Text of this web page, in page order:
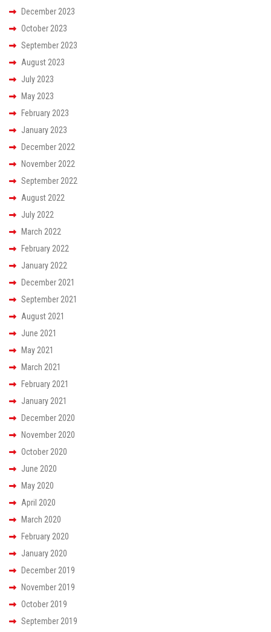
December 2023
October 2023
September 2023
August 2023
July 2023
May 2023
February 2023
January 2023
December 2022
November 2022
September 2022
August 2022
July 2022
March 2022
February 2022
January 2022
December 2021
September 2021
August 2021
June 2021
May 2021
March 2021
February 2021
January 2021
December 2020
November 2020
October 2020
June 2020
May 2020
April 2020
March 2020
February 2020
January 2020
December 2019
November 2019
October 2019
September 2019